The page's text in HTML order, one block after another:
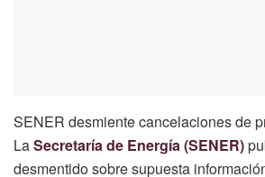
SENER desmiente cancelaciones de
LaSecretaría de Energía (SENER)
desmentido sobre supuesta